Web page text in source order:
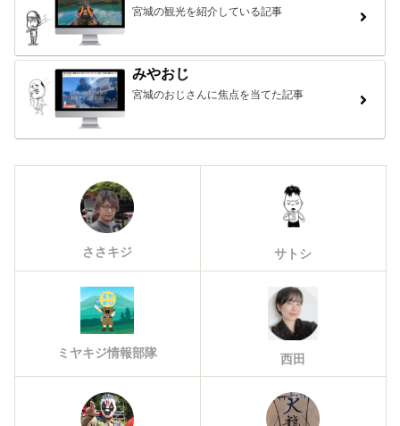
宮城の観光を紹介している記事
みやおじ
宮城のおじさんに焦点を当てた記事
ささキジ サトシ
ミヤキジ情報部隊 西田